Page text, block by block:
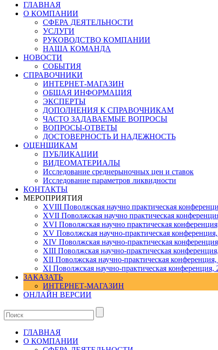
ГЛАВНАЯ
О КОМПАНИИ
СФЕРА ДЕЯТЕЛЬНОСТИ
УСЛУГИ
РУКОВОДСТВО КОМПАНИИ
НАША КОМАНДА
НОВОСТИ
СОБЫТИЯ
СПРАВОЧНИКИ
ИНТЕРНЕТ-МАГАЗИН
ОБЩАЯ ИНФОРМАЦИЯ
ЭКСПЕРТЫ
ДОПОЛНЕНИЯ К СПРАВОЧНИКАМ
ЧАСТО ЗАДАВАЕМЫЕ ВОПРОСЫ
ВОПРОСЫ-ОТВЕТЫ
ДОСТОВЕРНОСТЬ И НАДЕЖНОСТЬ
ОЦЕНЩИКАМ
ПУБЛИКАЦИИ
ВИДЕОМАТЕРИАЛЫ
Исследование среднерыночных цен и ставок
Исследование параметров ликвидности
КОНТАКТЫ
МЕРОПРИЯТИЯ
XVIII Поволжская научно практическая
XVII Поволжская научно практическая
XVI Поволжская научно практическая
ХV Поволжская научно-практическая
ХIV Поволжская научно-практическая
ХIII Поволжская научно-практическая
ХII Поволжская научно-практическая конференция,
XI Поволжская научно-практическая конференция,
ЗАКАЗАТЬ
ИНТЕРНЕТ-МАГАЗИН
ОНЛАЙН ВЕРСИИ
ГЛАВНАЯ
О КОМПАНИИ